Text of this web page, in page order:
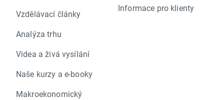
Vzdělávací články
Analýza trhu
Videa a živá vysílání
Naše kurzy a e-booky
Makroekonomický
Informace pro klienty